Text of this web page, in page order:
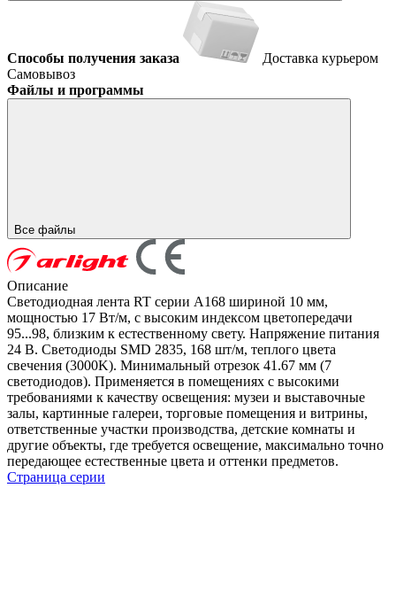
Способы получения заказа
Доставка курьером
Самовывоз
Файлы и программы
Все файлы
Описание
Светодиодная лента RT серии A168 шириной 10 мм,
мощностью 17 Вт/м, с высоким индексом цветопередачи
95...98, близким к естественному свету. Напряжение питания
24 В. Светодиоды SMD 2835, 168 шт/м, теплого цвета
свечения (3000K). Минимальный отрезок 41.67 мм (7
светодиодов). Применяется в помещениях с высокими
требованиями к качеству освещения: музеи и выставочные
залы, картинные галереи, торговые помещения и витрины,
ответственные участки производства, детские комнаты и
другие объекты, где требуется освещение, максимально точно
передающее естественные цвета и оттенки предметов.
Страница серии